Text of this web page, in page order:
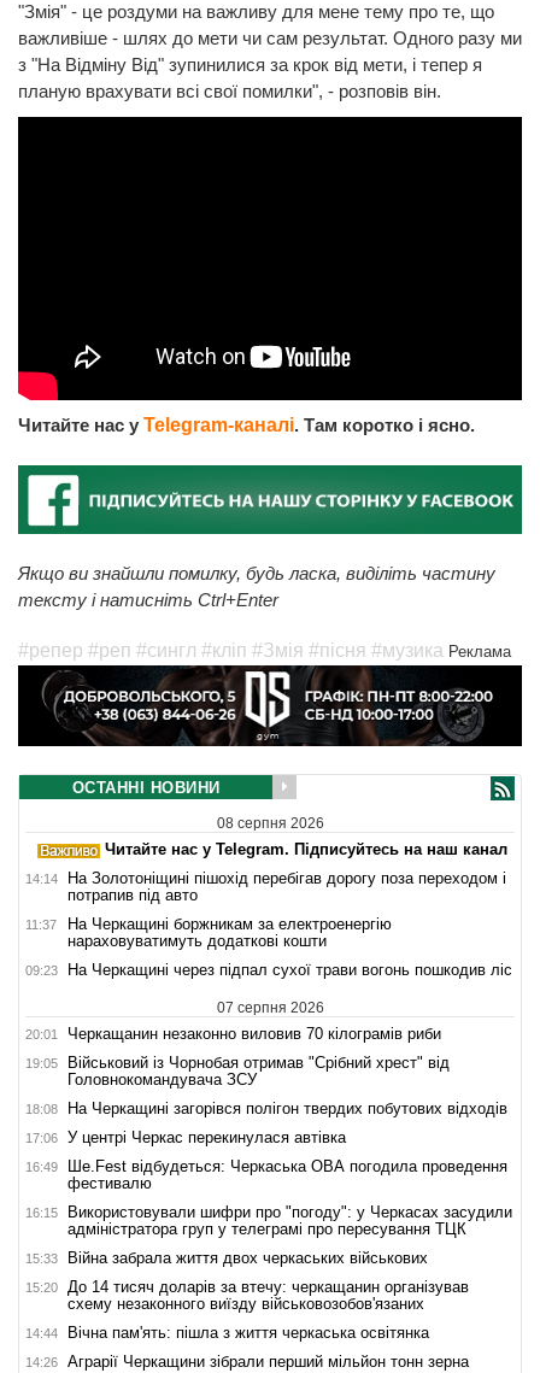
"Змія" - це роздуми на важливу для мене тему про те, що
важливіше - шлях до мети чи сам результат. Одного разу ми
з "На Відміну Від" зупинилися за крок від мети, і тепер я
планую врахувати всі свої помилки", - розповів він.
Читайте нас у Telegram-каналі. Там коротко і ясно.
Якщо ви знайшли помилку, будь ласка, виділіть частину
тексту і натисніть Ctrl+Enter
#репер #реп #сингл #кліп #Змія #пісня #музика Реклама
ОСТАННІ НОВИНИ
08 серпня 2026
Читайте нас у Telegram. Підписуйтесь на наш канал
14:14
На Золотоніщині пішохід перебігав дорогу поза переходом і
потрапив під авто
11:37
На Черкащині боржникам за електроенергію
нараховуватимуть додаткові кошти
09:23 На Черкащині через підпал сухої трави вогонь пошкодив ліс
07 серпня 2026
20:01 Черкащанин незаконно виловив 70 кілограмів риби
19:05
Військовий із Чорнобая отримав "Срібний хрест" від
Головнокомандувача ЗСУ
18:08 На Черкащині загорівся полігон твердих побутових відходів
17:06 У центрі Черкас перекинулася автівка
16:49
Ше.Fest відбудеться: Черкаська ОВА погодила проведення
фестивалю
16:15
Використовували шифри про "погоду": у Черкасах засудили
адміністратора груп у телеграмі про пересування ТЦК
15:33 Війна забрала життя двох черкаських військових
15:20
До 14 тисяч доларів за втечу: черкащанин організував
схему незаконного виїзду військовозобов'язаних
14:44 Вічна пам'ять: пішла з життя черкаська освітянка
14:26 Аграрії Черкащини зібрали перший мільйон тонн зерна